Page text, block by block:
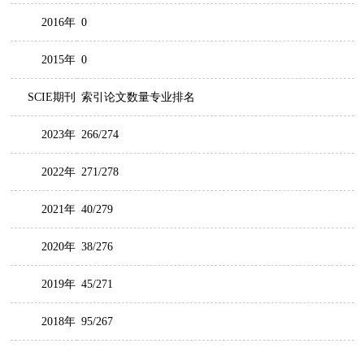
2016年 0
2015年 0
SCIE期刊 索引论文数量专业排名
2023年 266/274
2022年 271/278
2021年 40/279
2020年 38/276
2019年 45/271
2018年 95/267